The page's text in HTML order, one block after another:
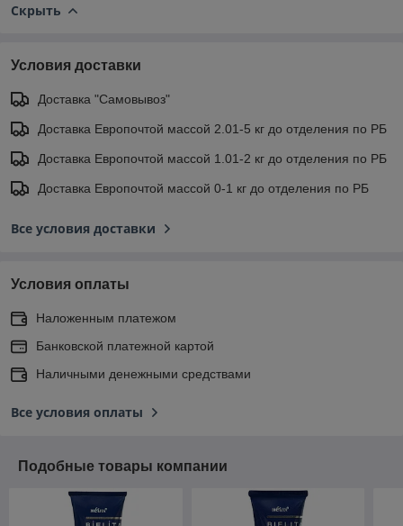
Скрыть
Условия доставки
Доставка "Самовывоз"
Доставка Европочтой массой 2.01-5 кг до отделения по РБ
Доставка Европочтой массой 1.01-2 кг до отделения по РБ
Доставка Европочтой массой 0-1 кг до отделения по РБ
Все условия доставки
Условия оплаты
Наложенным платежом
Банковской платежной картой
Наличными денежными средствами
Все условия оплаты
Подобные товары компании